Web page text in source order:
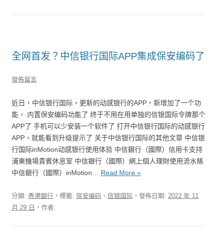
全网首发？中信银行国际APP集成保安编码了
發佈留言
近日，中信银行国际，更新的动感银行的APP，新增加了一个功
能， 内置保安编码功能了 终于不用在用单独的信银国际令牌那个
APP了 手机可以少安装一个软件了 打开中信银行国际的动感银行
APP，就能看到升级提示了 关于中信银行国际的其他文章 中信银
行国际inMotion动感银行使用体验 中信銀行（國際）信用卡支持
浦東機場貴賓休息室 中信銀行（國際）網上個人理財使用流水賬
中信銀行（國際）inMotion… Read More »
分類: 香港銀行 ，標籤: 保安编码 、 信银国际 ，發佈日期: 2022 年 11
月 29 日 ，作者: